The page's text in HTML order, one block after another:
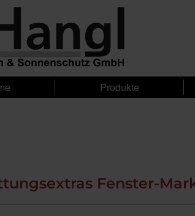
Produkte
Fenster-